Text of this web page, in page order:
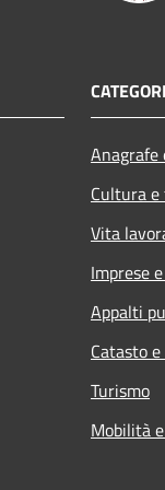
Cultura
Vita
Imprese
Appalti
Catasto
Turismo
Mobilità